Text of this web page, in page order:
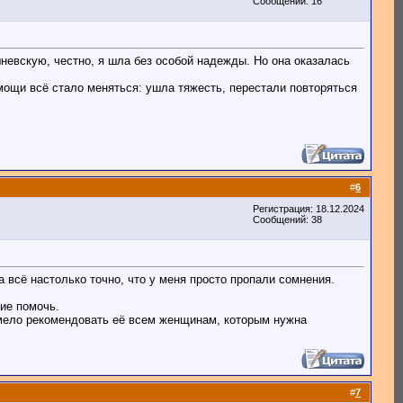
честно, я шла без особой надежды. Но она оказалась
всё стало меняться: ушла тяжесть, перестали повторяться
#6
Регистрация: 18.12.2024
Сообщений: 38
настолько точно, что у меня просто пропали сомнения.
помочь.
рекомендовать её всем женщинам, которым нужна
#7